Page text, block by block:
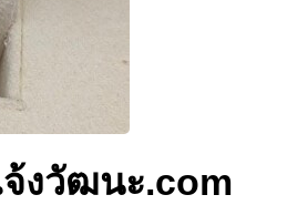
งวัฒนะ.com